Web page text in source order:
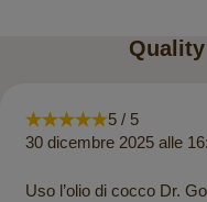
5 / 5
30 dicembre 2025 alle
Uso l’olio di cocco Dr.